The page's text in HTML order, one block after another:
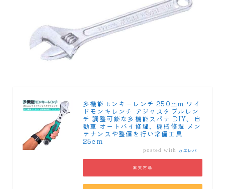
多機能モンキーレンチ 250mm ワイ
ドモンキレンチ アジャスタブルレン
チ 調整可能な多機能スパナ DIY、自
動車 オートバイ修理、機械修理 メン
テナンスや整備を行い常備工具
25cm
posted with カエレバ
楽天市場